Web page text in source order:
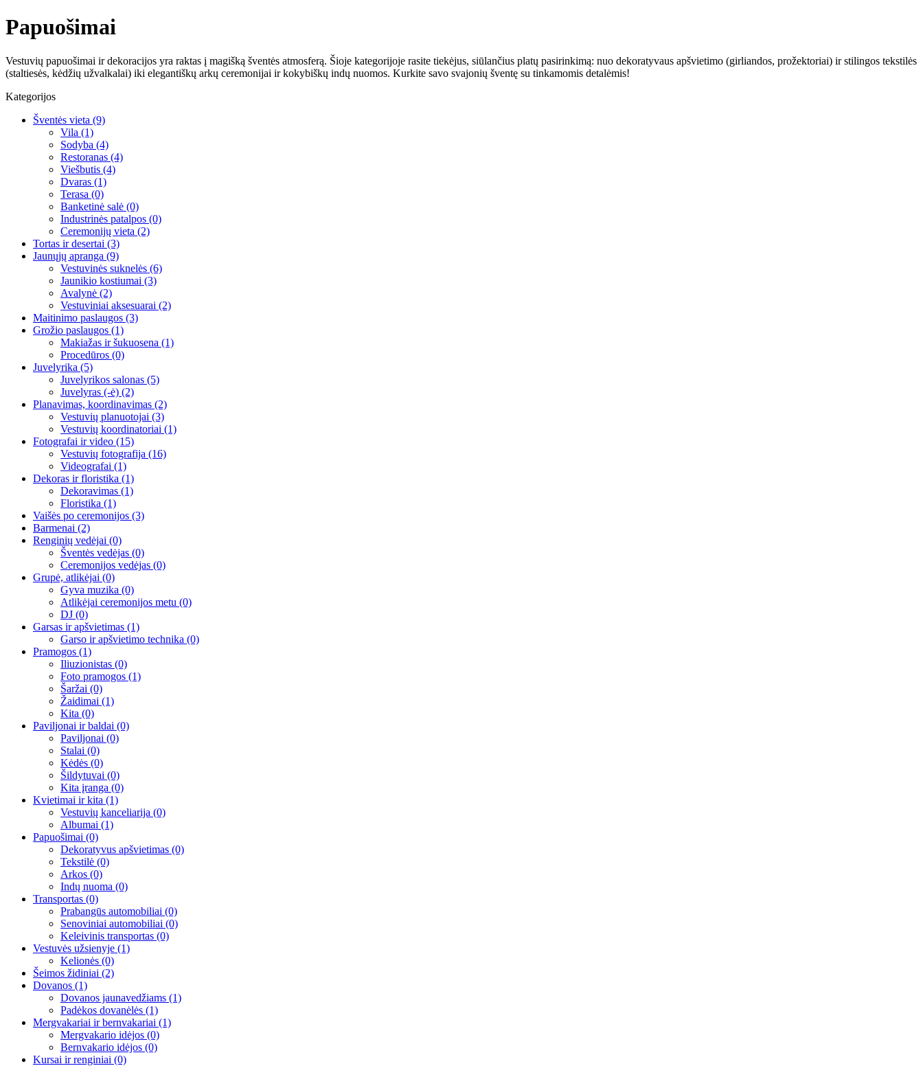
Papuošimai
Vestuvių papuošimai ir dekoracijos yra raktas į magišką šventės atmosferą. Šioje kategorijoje rasite tiekėjus, siūlančius platų pasirinkimą: nuo dekoratyvaus apšvietimo (girliandos, prožektoriai) ir stilingos tekstilės
(staltiesės, kėdžių užvalkalai) iki elegantiškų arkų ceremonijai ir kokybiškų indų nuomos. Kurkite savo svajonių šventę su tinkamomis detalėmis!
Kategorijos
Šventės vieta (9)
Vila (1)
Sodyba (4)
Restoranas (4)
Viešbutis (4)
Dvaras (1)
Terasa (0)
Banketinė salė (0)
Industrinės patalpos (0)
Ceremonijų vieta (2)
Tortas ir desertai (3)
Jaunųjų apranga (9)
Vestuvinės suknelės (6)
Jaunikio kostiumai (3)
Avalynė (2)
Vestuviniai aksesuarai (2)
Maitinimo paslaugos (3)
Grožio paslaugos (1)
Makiažas ir šukuosena (1)
Procedūros (0)
Juvelyrika (5)
Juvelyrikos salonas (5)
Juvelyras (-ė) (2)
Planavimas, koordinavimas (2)
Vestuvių planuotojai (3)
Vestuvių koordinatoriai (1)
Fotografai ir video (15)
Vestuvių fotografija (16)
Videografai (1)
Dekoras ir floristika (1)
Dekoravimas (1)
Floristika (1)
Vaišės po ceremonijos (3)
Barmenai (2)
Renginių vedėjai (0)
Šventės vedėjas (0)
Ceremonijos vedėjas (0)
Grupė, atlikėjai (0)
Gyva muzika (0)
Atlikėjai ceremonijos metu (0)
DJ (0)
Garsas ir apšvietimas (1)
Garso ir apšvietimo technika (0)
Pramogos (1)
Iliuzionistas (0)
Foto pramogos (1)
Šaržai (0)
Žaidimai (1)
Kita (0)
Paviljonai ir baldai (0)
Paviljonai (0)
Stalai (0)
Kėdės (0)
Šildytuvai (0)
Kita įranga (0)
Kvietimai ir kita (1)
Vestuvių kanceliarija (0)
Albumai (1)
Papuošimai (0)
Dekoratyvus apšvietimas (0)
Tekstilė (0)
Arkos (0)
Indų nuoma (0)
Transportas (0)
Prabangūs automobiliai (0)
Senoviniai automobiliai (0)
Keleivinis transportas (0)
Vestuvės užsienyje (1)
Kelionės (0)
Šeimos židiniai (2)
Dovanos (1)
Dovanos jaunavedžiams (1)
Padėkos dovanėlės (1)
Mergvakariai ir bernvakariai (1)
Mergvakario idėjos (0)
Bernvakario idėjos (0)
Kursai ir renginiai (0)